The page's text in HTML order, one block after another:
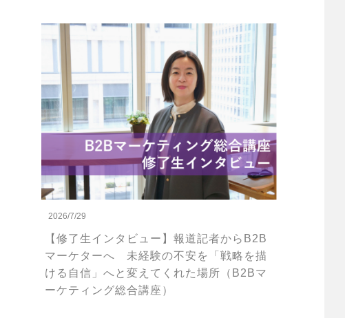
2026/7/29
【修了生インタビュー】報道記者からB2B
マーケターへ 未経験の不安を「戦略を描
ける自信」へと変えてくれた場所（B2Bマ
ーケティング総合講座）